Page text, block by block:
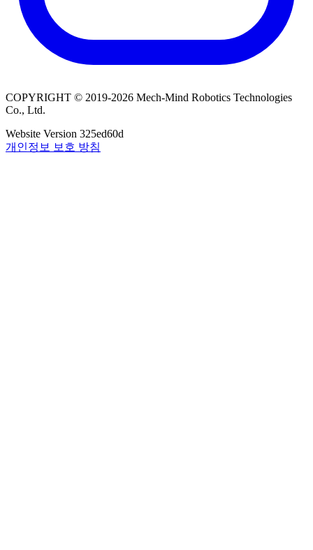
COPYRIGHT © 2019-2026 Mech-Mind Robotics Technologies
Co., Ltd.
Website Version 325ed60d
개인정보 보호 방침